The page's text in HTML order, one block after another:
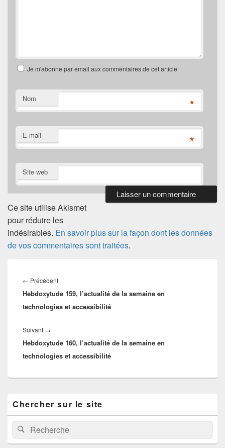
Je m'abonne par email aux commentaires de cet article
Nom *
E-mail *
Site web
Ce site utilise Akismet
pour réduire les
indésirables. En savoir plus sur la façon dont les données
de vos commentaires sont traitées.
de
l’article
← PrécédentArticle
précédent :
Hebdoxytude 159, l’actualité de la semaine en
technologies et accessibilité
Suivant →
suivant :
Hebdoxytude 160, l’actualité de la semaine en
technologies et accessibilité
principale
de
widget
pour
la
Chercher sur le site
Recherche :Rechercher